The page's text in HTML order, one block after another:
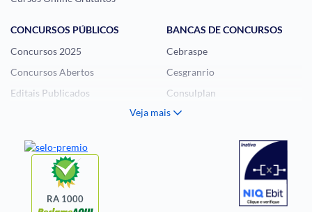
CONCURSOS PÚBLICOS
Concursos 2025
Concursos Abertos
Editais Publicados
Questões de Concurso
BANCAS DE CONCURSOS
Cebraspe
Cesgranrio
Consulplan
FCC
Veja mais
RA 1000